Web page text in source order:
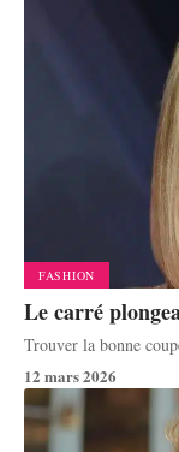
FASHION
Le carré
Trouver la bonne
12 mars 2026